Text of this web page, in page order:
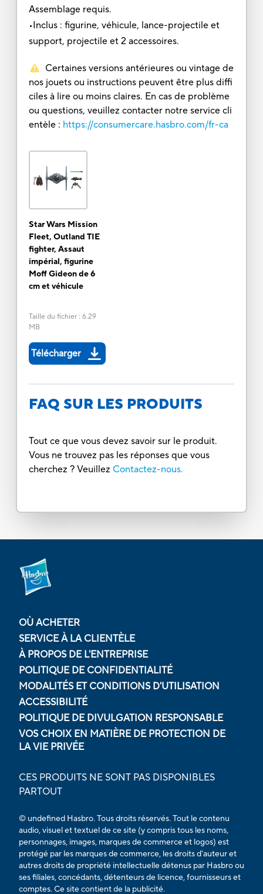
Assemblage requis.
•Inclus : figurine, véhicule, lance-projectile et
support, projectile et 2 accessoires.
Certaines versions antérieures ou vintage de
nos jouets ou instructions peuvent être plus diffi
ciles à lire ou moins claires. En cas de problème
ou questions, veuillez contacter notre service cli
entèle : https://consumercare.hasbro.com/fr-ca
Star Wars Mission
Fleet, Outland TIE
fighter, Assaut
impérial, figurine
Moff Gideon de 6
cm et véhicule
Taille du fichier: 6.29
MB
Télécharger
FAQ SUR LES PRODUITS
Tout ce que vous devez savoir sur le produit.
Vous ne trouvez pas les réponses que vous
cherchez ? Veuillez Contactez-nous.
OÙ ACHETER
SERVICE À LA CLIENTÈLE
À PROPOS DE L'ENTREPRISE
POLITIQUE DE CONFIDENTIALITÉ
MODALITÉS ET CONDITIONS D'UTILISATION
ACCESSIBILITÉ
POLITIQUE DE DIVULGATION RESPONSABLE
VOS CHOIX EN MATIÈRE DE PROTECTION DE
LA VIE PRIVÉE
CES PRODUITS NE SONT PAS DISPONIBLES
PARTOUT
© undefined Hasbro. Tous droits réservés. Tout le contenu
audio, visuel et textuel de ce site (y compris tous les noms,
personnages, images, marques de commerce et logos) est
protégé par les marques de commerce, les droits d'auteur et
autres droits de propriété intellectuelle détenus par Hasbro ou
ses filiales, concédants, détenteurs de licence, fournisseurs et
comptes. Ce site contient de la publicité.